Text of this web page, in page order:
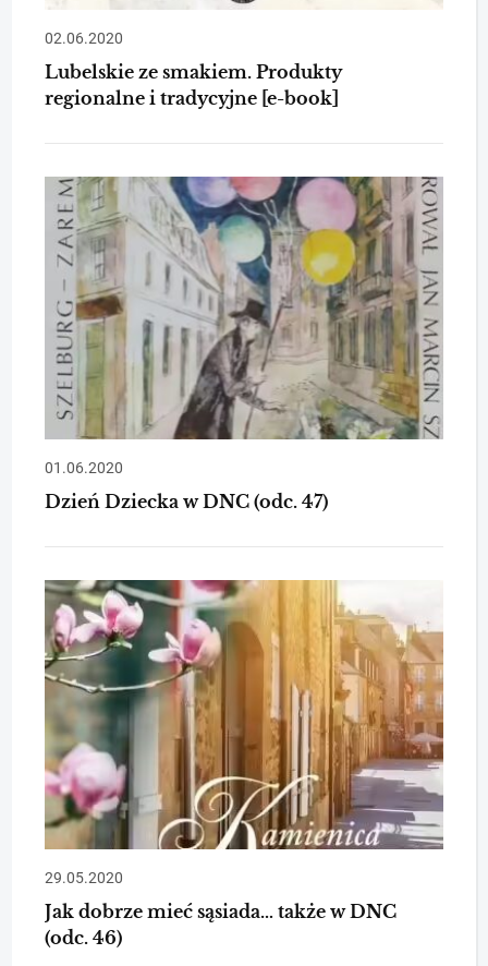
02.06.2020
Lubelskie ze smakiem. Produkty
regionalne i tradycyjne [e-book]
01.06.2020
Dzień Dziecka w DNC (odc. 47)
29.05.2020
Jak dobrze mieć sąsiada… także w DNC
(odc. 46)